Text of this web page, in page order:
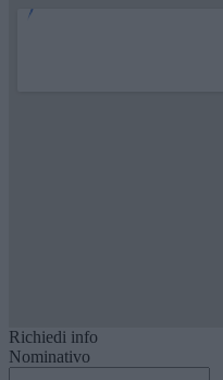
Richiedi info
Nominativo